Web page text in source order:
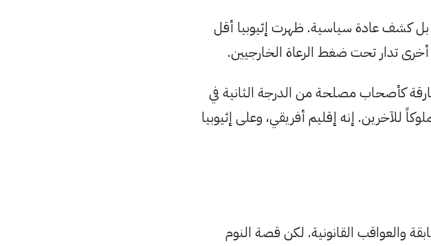
كشف عادة سياسية. ظهرت إثيوبيا أقل
أخرى تدار تحت ضغط الرعاة الخارجيين.
كأصحاب مصلحة من الدرجة الثانية في
للآخرين. إنه إقليم أفريقي، وعلى إثيوبيا
والعواقب القانونية. لكن قصة النوم